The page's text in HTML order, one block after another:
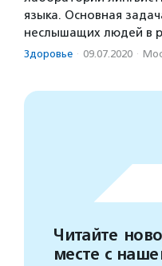
языка. Основная
неслышащих людей в
Здоровье · 09.07.2020 ·
Читайте
месте с